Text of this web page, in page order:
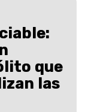
que
las